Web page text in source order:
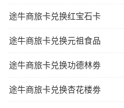
途牛商旅卡兑换红宝石卡
途牛商旅卡兑换元祖食品
途牛商旅卡兑换功德林劵
途牛商旅卡兑换杏花楼劵